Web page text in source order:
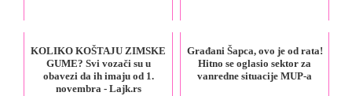
KOLIKO KOŠTAJU ZIMSKE
GUME? Svi vozači su u
obavezi da ih imaju od 1.
novembra - Lajk.rs
Građani Šapca, ovo je od rata!
Hitno se oglasio sektor za
vanredne situacije MUP-a